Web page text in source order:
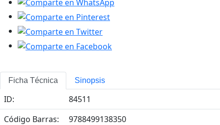
Ficha Técnica Sinopsis
ID:
84511
Código Barras:
9788499138350